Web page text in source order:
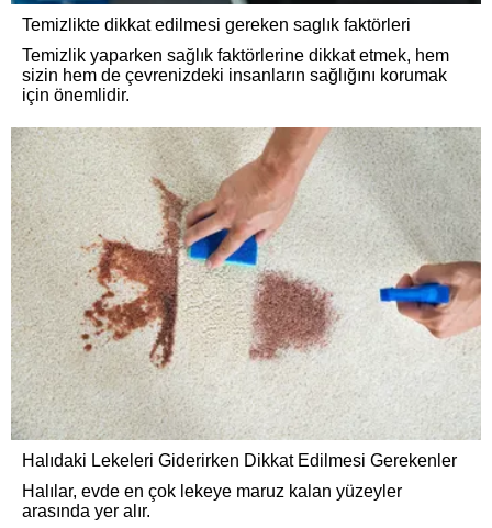
Temizlikte dikkat edilmesi gereken saglık faktörleri
Temizlik yaparken sağlık faktörlerine dikkat etmek, hem
sizin hem de çevrenizdeki insanların sağlığını korumak
için önemlidir.
Halıdaki Lekeleri Giderirken Dikkat Edilmesi Gerekenler
Halılar, evde en çok lekeye maruz kalan yüzeyler
arasında yer alır.